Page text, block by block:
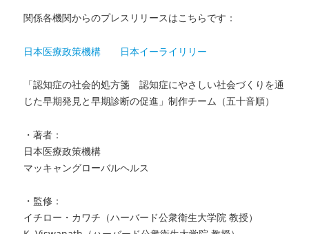
ス
ア
バ
ス」
行
に
関係各機関からのプレスリリースはこちらです：
日本医療政策機構 日本イーライリリー
「認知症の社会的処方箋 認知症にやさしい社会づくりを通
じた早期発見と早期診断の促進」制作チーム（五十音順）
・著者：
日本医療政策機構
マッキャングローバルヘルス
・監修：
イチロー・カワチ（ハーバード公衆衛生大学院 教授）